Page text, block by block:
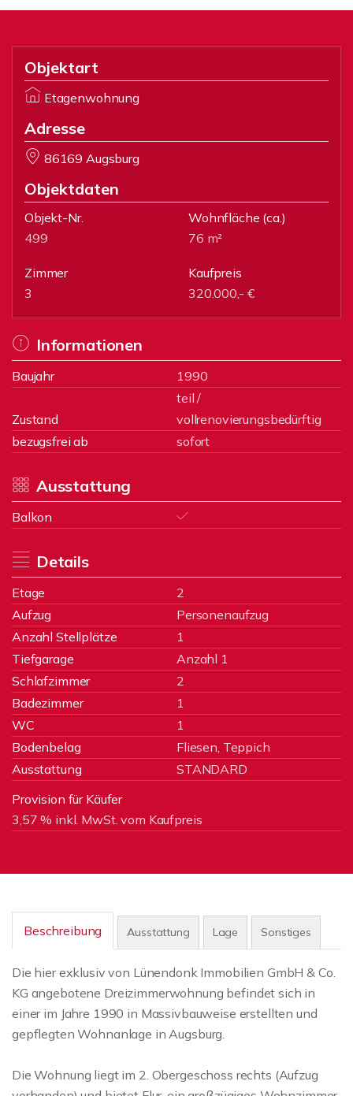
Objektart
Etagenwohnung
Adresse
86169 Augsburg
Objektdaten
Objekt-Nr.
499
Wohnfläche (ca.)
76 m²
Zimmer
3
Kaufpreis
320.000,- €
Informationen
Baujahr 1990
Zustand
teil /
vollrenovierungsbedürftig
bezugsfrei ab
sofort
Ausstattung
Balkon
Details
Etage
2
Aufzug
Personenaufzug
Anzahl Stellplätze
1
Tiefgarage
Anzahl 1
Schlafzimmer
2
Badezimmer
1
WC
1
Bodenbelag
Fliesen, Teppich
Ausstattung
STANDARD
Provision für Käufer
3,57 % inkl. MwSt. vom Kaufpreis
Beschreibung Ausstattung Lage Sonstiges
Die hier exklusiv von Lünendonk Immobilien GmbH & Co.
KG angebotene Dreizimmerwohnung befindet sich in
einer im Jahre 1990 in Massivbauweise erstellten und
gepflegten Wohnanlage in Augsburg.
Die Wohnung liegt im 2. Obergeschoss rechts (Aufzug